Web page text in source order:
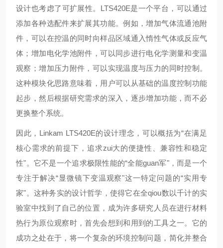
设计也考虑了可扩展性。LTS420E是一个平台，可以通过
添加各种选配件来扩展其功能。例如，增加气体流通池附
件，可以在控温的同时向样品区域通入惰性气体或反应气
体；增加电化学池附件，可以同步进行电化学测量和变温
观察；增加压力附件，可以实现温度与压力的同时控制。
这种模块化思路意味着，用户可以从基础的温度控制功能
起步，然后根据研究需求的深入，逐步增加功能，而不必
更换整个系统。
因此，Linkam LTS420E的设计理念，可以概括为“在满足
核心需求的前提下，追求zui大的便捷性、兼容性和稳定
性"。它不是一个追求极限性能的“全能guan军"，而是一个
专注于解决“显微镜下变温观察"这一特定问题的“实用专
家"。这种务实的设计哲学，使得它在全qiou数以千计的实
验室中找到了自己的位置，成为许多研究人员在进行材料
热行为原位观察时，首先会想到和用到的工具之一。它的
成功之处在于，将一个复杂的环境控制问题，简化并整合